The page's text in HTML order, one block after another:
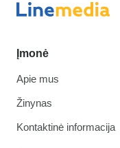
Įmonė
Apie mus
Žinynas
Kontaktinė informacija